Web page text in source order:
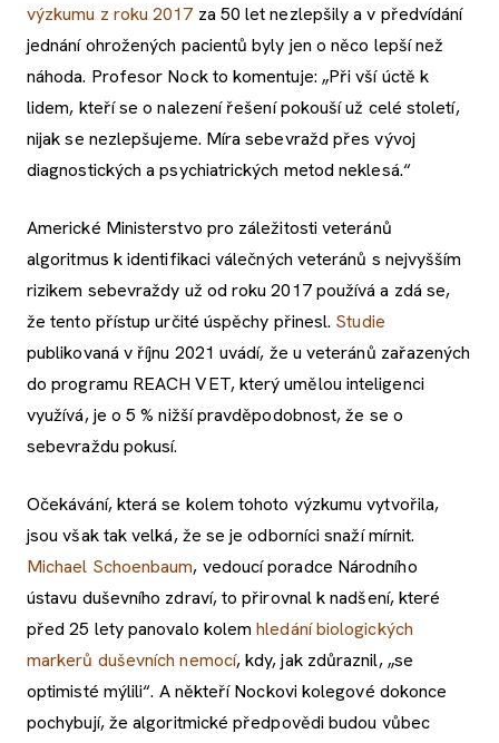
výzkumu z roku 2017 za 50 let nezlepšily a v předvídání
jednání ohrožených pacientů byly jen o něco lepší než
náhoda. Profesor Nock to komentuje: „Při vší úctě k
lidem, kteří se o nalezení řešení pokouší už celé století,
nijak se nezlepšujeme. Míra sebevražd přes vývoj
diagnostických a psychiatrických metod neklesá.“
Americké Ministerstvo pro záležitosti veteránů
algoritmus k identifikaci válečných veteránů s nejvyšším
rizikem sebevraždy už od roku 2017 používá a zdá se,
že tento přístup určité úspěchy přinesl. Studie
publikovaná v říjnu 2021 uvádí, že u veteránů zařazených
do programu REACH VET, který umělou inteligenci
využívá, je o 5 % nižší pravděpodobnost, že se o
sebevraždu pokusí.
Očekávání, která se kolem tohoto výzkumu vytvořila,
jsou však tak velká, že se je odborníci snaží mírnit.
Michael Schoenbaum, vedoucí poradce Národního
ústavu duševního zdraví, to přirovnal k nadšení, které
před 25 lety panovalo kolemhledání biologických
markerů duševních nemocí, kdy, jak zdůraznil, „se
optimisté mýlili“. A někteří Nockovi kolegové dokonce
pochybují, že algoritmické předpovědi budou vůbec